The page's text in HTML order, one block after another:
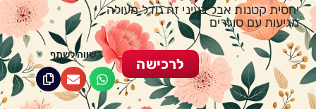
יחסית קטנות אבל בעיני זה גודל מעולה
מגיעות עם סוגרים
שווה לשתף
לרכישה